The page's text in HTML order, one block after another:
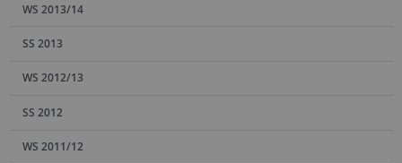
WS 2013/14
SS 2013
WS 2012/13
SS 2012
WS 2011/12